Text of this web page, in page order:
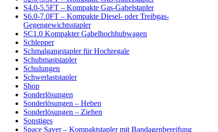
S4.0-5.5FT – Kompakte Gas-Gabelstapler
S6.0-7.0FT – Kompakte Diesel- oder Treibgas-
Gegengewichtsstapler
SC1.0 Kompakter Gabelhochhubwagen
Schlepper
Schmalgangstapler für Hochregale
Schubmaststapler
Schulungen
Schwerlaststapler
Shop
Sonderlösungen
Sonderlösungen – Heben
Sonderlösungen – Ziehen
Sonstiges
Space Saver – Kompaktstapler mit Bandagenbereifung